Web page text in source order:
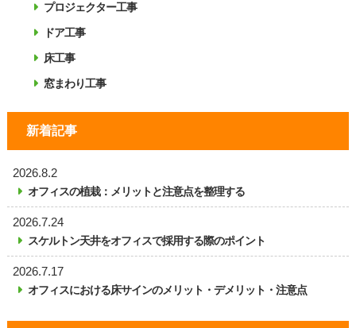
プロジェクター工事
ドア工事
床工事
窓まわり工事
新着記事
2026.8.2
オフィスの植栽：メリットと注意点を整理する
2026.7.24
スケルトン天井をオフィスで採用する際のポイント
2026.7.17
オフィスにおける床サインのメリット・デメリット・注意点